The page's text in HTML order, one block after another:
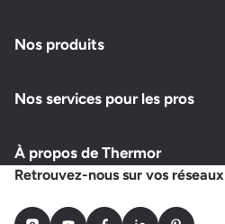
Nos produits
Nos services pour les pros
À propos de Thermor
Retrouvez-nous sur vos réseaux